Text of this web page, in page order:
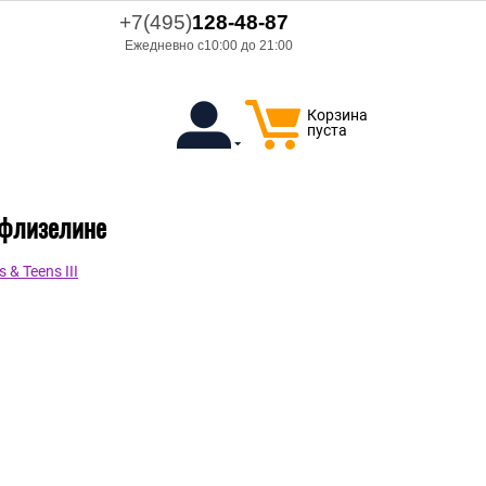
+7(495)128-48-87
Ежедневно с10:00 до 21:00
Корзина
пуста
Teens III